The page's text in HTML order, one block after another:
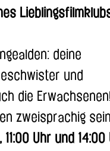
deine
und
die
zweisprachig
Uhr und 14:00